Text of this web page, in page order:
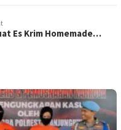
Es Krim Homemade…